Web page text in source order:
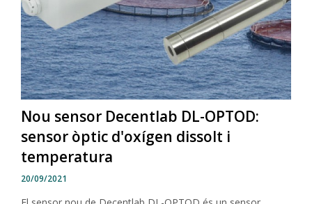
Nou sensor Decentlab DL-OPTOD:
sensor òptic d'oxígen dissolt i
temperatura
20/09/2021